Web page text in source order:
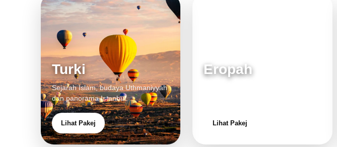
Turki
Sejarah Islam, budaya Uthmaniyyah
dan panorama Istanbul.
Lihat Pakej
Eropah
Lihat Pakej